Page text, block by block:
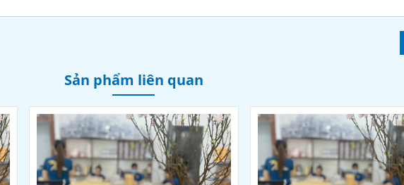
Sản phẩm liên quan